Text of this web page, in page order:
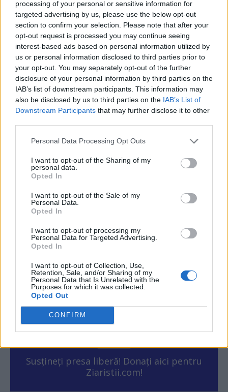
processing of your personal or sensitive information for
targeted advertising by us, please use the below opt-out
section to confirm your selection. Please note that after your
opt-out request is processed you may continue seeing
interest-based ads based on personal information utilized by
us or personal information disclosed to third parties prior to
your opt-out. You may separately opt-out of the further
disclosure of your personal information by third parties on the
IAB’s list of downstream participants. This information may
also be disclosed by us to third parties on the IAB’s List of
Downstream Participants that may further disclose it to other
Personal Data Processing Opt Outs
I want to opt-out of the Sharing of my
personal data.
Opted In
I want to opt-out of the Sale of my
Personal Data.
Opted In
I want to opt-out of processing my
Personal Data for Targeted Advertising.
Opted In
I want to opt-out of Collection, Use,
Retention, Sale, and/or Sharing of my
Personal Data that Is Unrelated with the
Purposes for which it was collected.
Opted Out
CONFIRM
fostul premier bulgar Boiko Borisov a...
Redacţia - vineri, 18 martie 2022
Kovesi se întoarce în forță! Procurorii săi au
făcut percheziții în...
România, au...
Matei Udrea - marți, 20 iulie 2021
ad
Susțineți presa liberă! Donați aici pentru
Ziaristii.com!